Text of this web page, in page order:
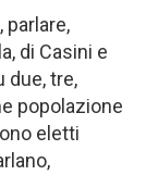
parlare,
di Casini e
due, tre,
popolazione
eletti